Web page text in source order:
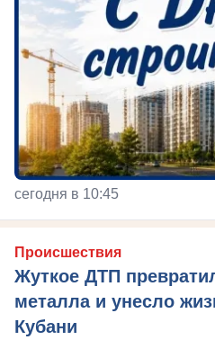
сегодня в 10:45
Происшествия
Жуткое ДТП
металла и унесло
Кубани